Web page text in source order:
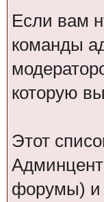
Если вам
команды
которую
Этот
форумы) и